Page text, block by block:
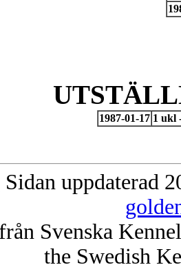
1987-01-17 1 ukl
Sidan uppdaterad
Svenska
the Swedish